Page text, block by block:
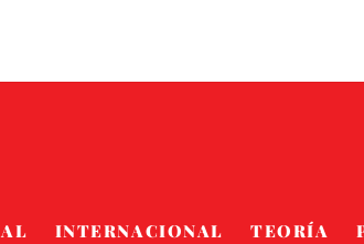
INTERNACIONAL TEORÍA